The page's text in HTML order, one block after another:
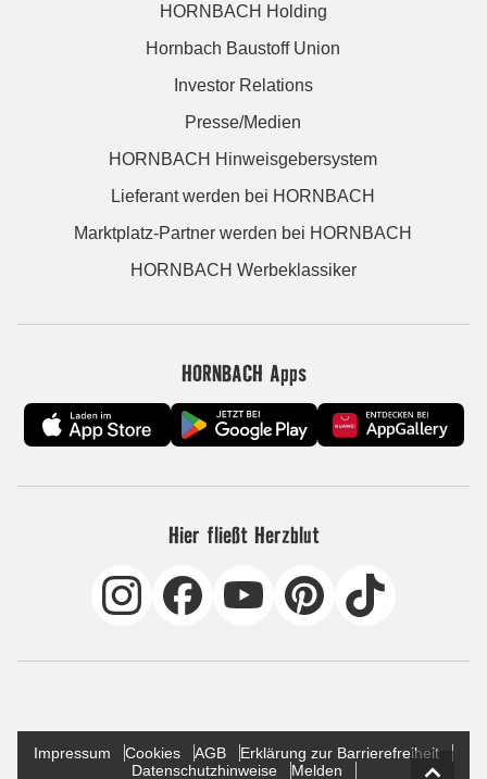
HORNBACH Holding
Hornbach Baustoff Union
Investor Relations
Presse/Medien
HORNBACH Hinweisgebersystem
Lieferant werden bei HORNBACH
Marktplatz-Partner werden bei HORNBACH
HORNBACH Werbeklassiker
HORNBACH Apps
Hier fließt Herzblut
Impressum Cookies AGB
Erklärung zur Barrierefreiheit
Datenschutzhinweise
Melden